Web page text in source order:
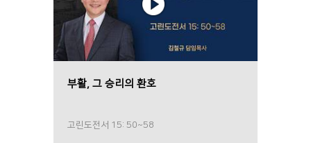
부활, 그 승리의 환호
고린도전서 15: 50~58